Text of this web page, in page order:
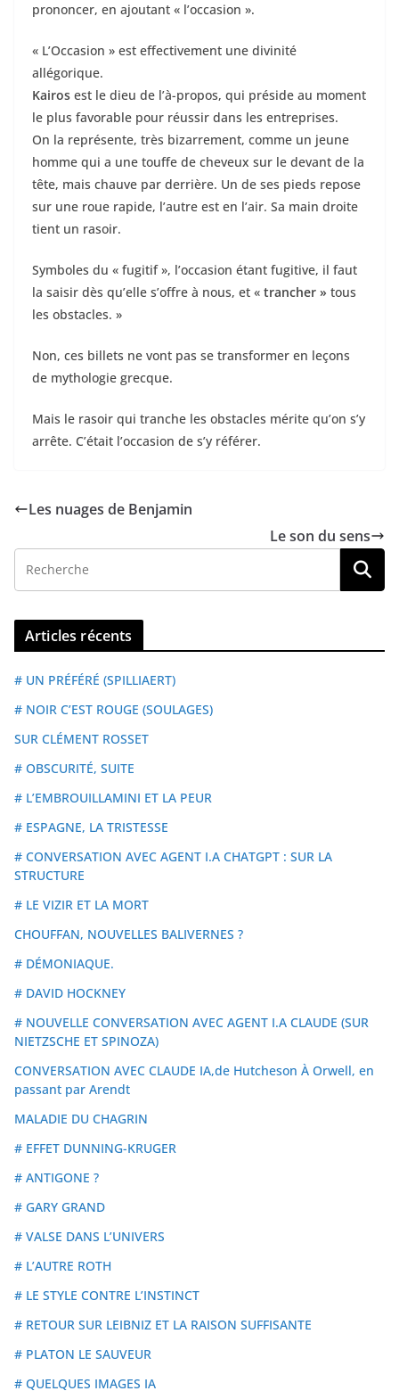
prononcer, en ajoutant « l’occasion ».
« L’Occasion » est effectivement une divinité
allégorique.
Kairos est le dieu de l’à-propos, qui préside au moment
le plus favorable pour réussir dans les entreprises.
On la représente, très bizarrement, comme un jeune
homme qui a une touffe de cheveux sur le devant de la
tête, mais chauve par derrière. Un de ses pieds repose
sur une roue rapide, l’autre est en l’air. Sa main droite
tient un rasoir.
Symboles du « fugitif », l’occasion étant fugitive, il faut
la saisir dès qu’elle s’offre à nous, et « trancher » tous
les obstacles. »
Non, ces billets ne vont pas se transformer en leçons
de mythologie grecque.
Mais le rasoir qui tranche les obstacles mérite qu’on s’y
arrête. C’était l’occasion de s’y référer.
Les nuages de Benjamin
Le son du sens
Articles récents
# UN PRÉFÉRÉ (SPILLIAERT)
# NOIR C’EST ROUGE (SOULAGES)
SUR CLÉMENT ROSSET
# OBSCURITÉ, SUITE
# L’EMBROUILLAMINI ET LA PEUR
# ESPAGNE, LA TRISTESSE
# CONVERSATION AVEC AGENT I.A CHATGPT : SUR LA
STRUCTURE
# LE VIZIR ET LA MORT
CHOUFFAN, NOUVELLES BALIVERNES ?
# DÉMONIAQUE.
# DAVID HOCKNEY
# NOUVELLE CONVERSATION AVEC AGENT I.A CLAUDE (SUR
NIETZSCHE ET SPINOZA)
CONVERSATION AVEC CLAUDE IA,de Hutcheson À Orwell, en
passant par Arendt
MALADIE DU CHAGRIN
# EFFET DUNNING-KRUGER
# ANTIGONE ?
# GARY GRAND
# VALSE DANS L’UNIVERS
# L’AUTRE ROTH
# LE STYLE CONTRE L’INSTINCT
# RETOUR SUR LEIBNIZ ET LA RAISON SUFFISANTE
# PLATON LE SAUVEUR
# QUELQUES IMAGES IA